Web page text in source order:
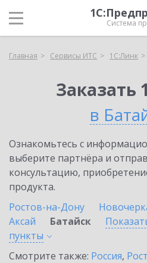
Система
Главная Сервисы ИТС 1С:Линк
Заказать
в
Ознакомьтесь с
выберите партнёра и
консультацию,
продукта.
Ростов-на-Дону
Аксай
Батайск
пункты
Смотрите также: Россия,